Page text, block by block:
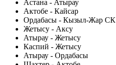
Астана - Атырау
Актобе - Кайсар
Ордабасы - Кызыл-Жар СК
Жетысу - Аксу
Атырау - Жетысу
Каспий - Жетысу
Атырау - Ордабасы